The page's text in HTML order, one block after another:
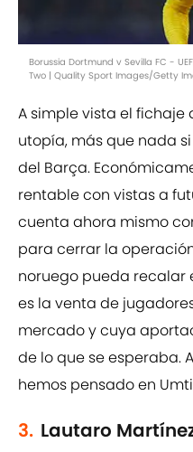
Borussia Dortmund v Sevilla FC -
Two | Quality Sport Images/Getty
A simple vista el
utopía, más que nada
del Barça.
rentable con vistas a
cuenta ahora mismo
para cerrar la
noruego pueda recalar
es la venta de
mercado y cuya
de lo que se esperaba.
hemos pensado en
3. Lautaro